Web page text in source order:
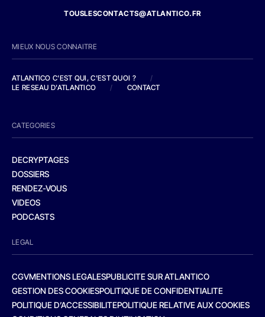
TOUSLESCONTACTS@ATLANTICO.FR
MIEUX NOUS CONNAITRE
ATLANTICO C'EST QUI, C'EST QUOI ?
/
LE RESEAU D'ATLANTICO
/ CONTACT
CATEGORIES
DECRYPTAGES
DOSSIERS
RENDEZ-VOUS
VIDEOS
PODCASTS
LEGAL
CGVMENTIONS LEGALESPUBLICITE SUR ATLANTICO
GESTION DES COOKIESPOLITIQUE DE CONFIDENTIALITE
POLITIQUE D’ACCESSIBILITEPOLITIQUE RELATIVE AUX COOKIES